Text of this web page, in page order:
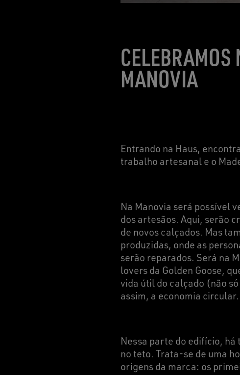
MANOVIA
Entrando na Haus,
trabalho artesanal e o
Na Manovia será possível
dos artesãos. Aqui, serão
de novos calçados. Mas
produzidas, onde as
serão reparados. Será na
lovers da Golden Goose,
vida útil do calçado (não
assim, a economia circular.
Nessa parte do edifício,
no teto. Trata-se de uma
origens da marca: os